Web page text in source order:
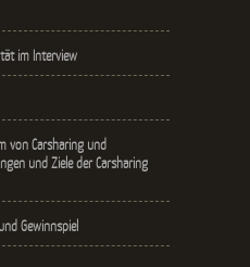
im Interview
von Carsharing und
und Ziele der Carsharing
Gewinnspiel